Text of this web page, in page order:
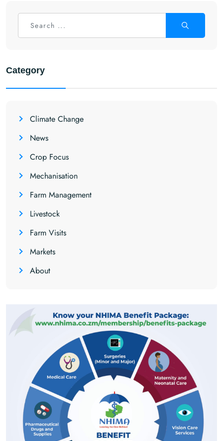
Category
Climate Change
News
Crop Focus
Mechanisation
Farm Management
Livestock
Farm Visits
Markets
About